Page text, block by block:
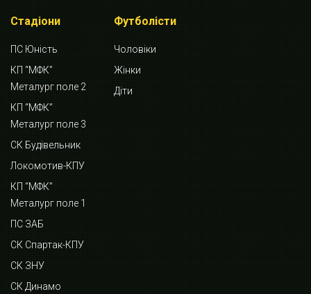
Стадіони
ПС Юність
КП “МФК”
Металург поле 2
КП “МФК”
Металург поле 3
СК Будівельник
Локомотив-КПУ
КП “МФК”
Металург поле 1
ПС ЗАБ
СК Спартак-КПУ
СК ЗНУ
СК Динамо
Футболісти
Чоловіки
Жінки
Діти